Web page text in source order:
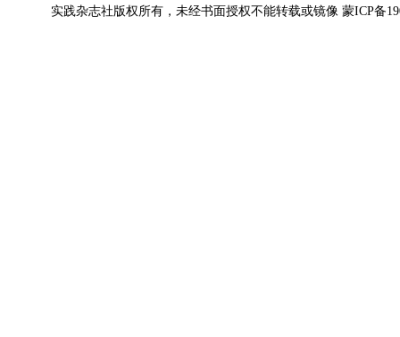
实践杂志社版权所有，未经书面授权不能转载或镜像 蒙ICP备